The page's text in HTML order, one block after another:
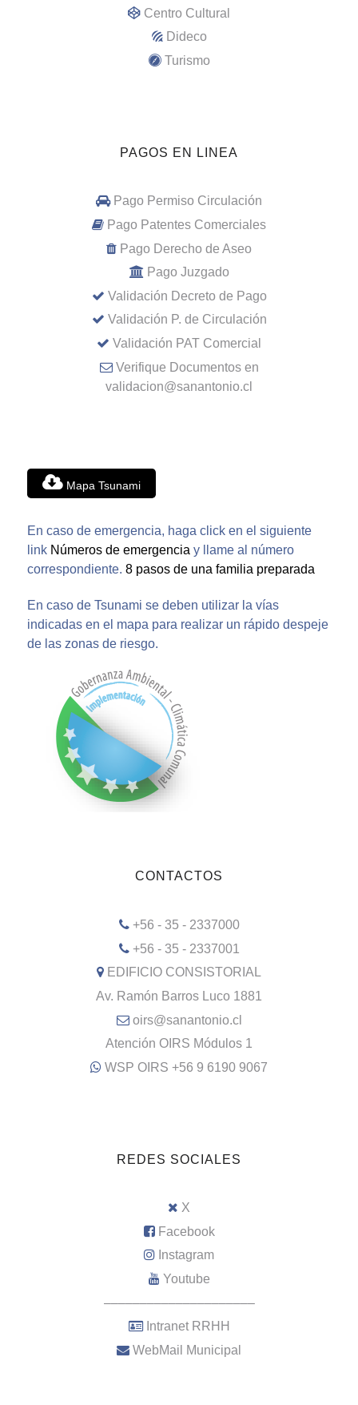
Centro Cultural
Dideco
Turismo
PAGOS EN LINEA
Pago Permiso Circulación
Pago Patentes Comerciales
Pago Derecho de Aseo
Pago Juzgado
Validación Decreto de Pago
Validación P. de Circulación
Validación PAT Comercial
Verifique Documentos en
validacion@sanantonio.cl
Mapa Tsunami
En caso de emergencia, haga click en el siguiente
link Números de emergencia y llame al número
correspondiente. 8 pasos de una familia preparada
En caso de Tsunami se deben utilizar la vías
indicadas en el mapa para realizar un rápido despeje
de las zonas de riesgo.
CONTACTOS
+56 - 35 - 2337000
+56 - 35 - 2337001
EDIFICIO CONSISTORIAL
Av. Ramón Barros Luco 1881
oirs@sanantonio.cl
Atención OIRS Módulos 1
WSP OIRS +56 9 6190 9067
REDES SOCIALES
X
Facebook
Instagram
Youtube
–––––––––––––––––––––
Intranet RRHH
WebMail Municipal